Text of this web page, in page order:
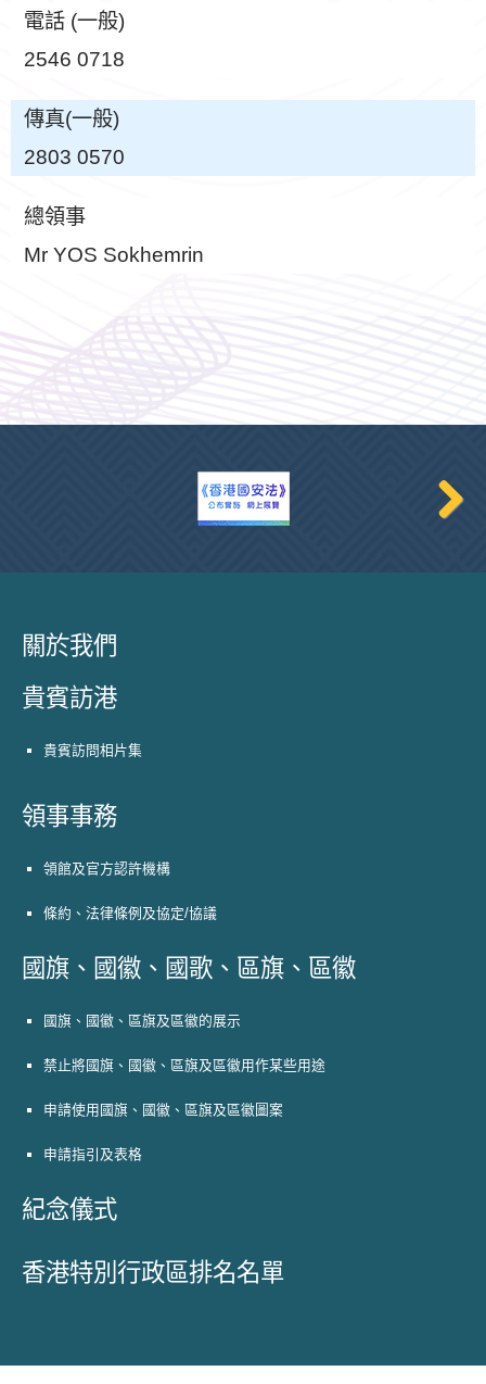
電話 (一般)
2546 0718
傳真(一般)
2803 0570
總領事
Mr YOS Sokhemrin
關於我們
貴賓訪港
貴賓訪問相片集
領事事務
領館及官方認許機構
條約、法律條例及協定/協議
國旗、國徽、國歌、區旗、區徽
國旗、國徽、區旗及區徽的展示
禁止將國旗、國徽、區旗及區徽用作某些用途
申請使用國旗、國徽、區旗及區徽圖案
申請指引及表格
紀念儀式
香港特別行政區排名名單